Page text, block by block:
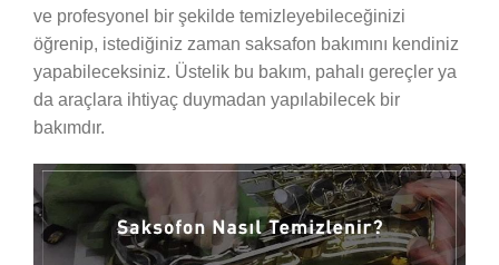
ve profesyonel bir şekilde temizleyebileceğinizi
öğrenip, istediğiniz zaman saksafon bakımını kendiniz
yapabileceksiniz. Üstelik bu bakım, pahalı gereçler ya
da araçlara ihtiyaç duymadan yapılabilecek bir
bakımdır.